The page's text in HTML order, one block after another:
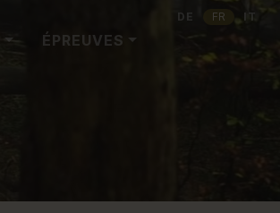
DE FR IT
ÉPREUVES